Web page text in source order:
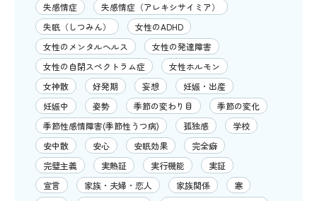
失感情症
失感情症（アレキシサイミア）
失眠（しつみん）
女性のADHD
女性のメンタルヘルス
女性の発達障害
女性の自閉スペクトラム症
女性ホルモン
女神散
好発期 妄想
妊娠・出産
妊娠中
姿勢 季節の変わり目
季節の変化
季節性感情障害(季節性うつ病)
孤独感
学校
安中散
安心 安眠効果
完全癖
完璧主義
実熱証 実行機能
実証
宣言
家族・夫婦・恋人 家族関係
寒